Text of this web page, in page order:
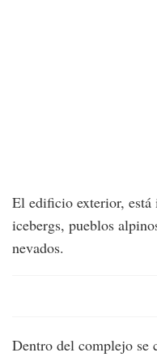
El edificio exterior, está
icebergs, pueblos
nevados.
Dentro del complejo se